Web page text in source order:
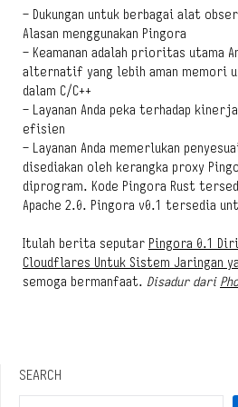
– Dukungan untuk berbagai alat
Alasan menggunakan Pingora
– Keamanan adalah prioritas utama
alternatif yang lebih aman memori
dalam C/C++
– Layanan Anda peka terhadap
efisien
– Layanan Anda memerlukan
disediakan oleh kerangka proxy
diprogram. Kode Pingora Rust
Apache 2.0. Pingora v0.1 tersedia
Itulah berita seputar Pingora 0.1
Cloudflares Untuk Sistem Jaringan
semoga bermanfaat. Disadur dari
SEARCH